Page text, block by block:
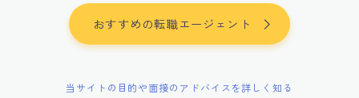
おすすめの転職エージェント
当サイトの目的や面接のアドバイスを詳しく知る